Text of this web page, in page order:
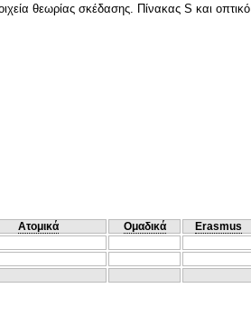
θεωρίας σκέδασης. Πίνακας S και οπτικό
Ατομικά Ομαδικά
Erasmus